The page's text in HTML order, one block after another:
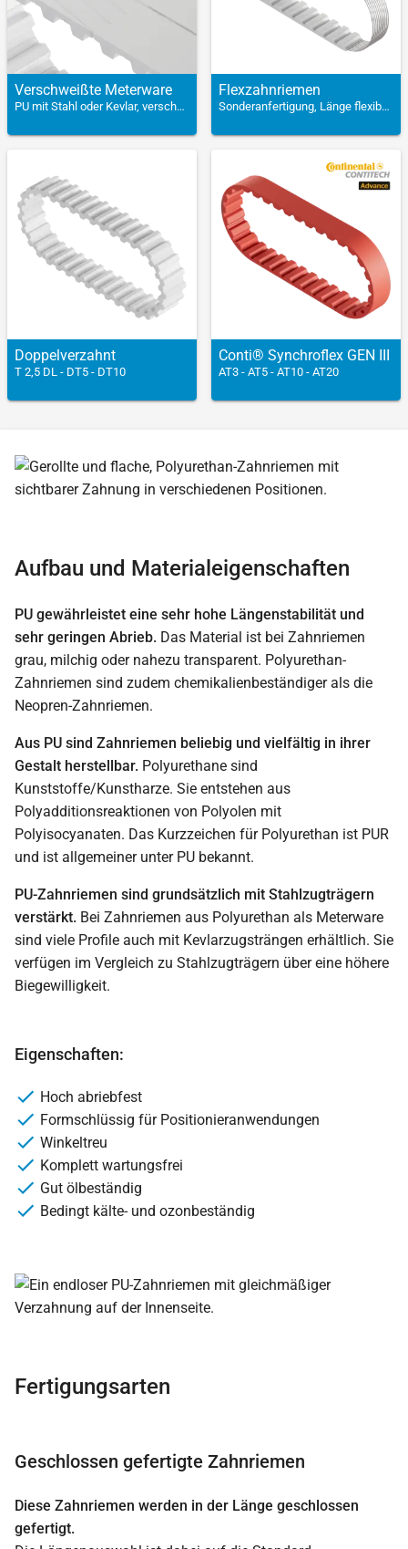
Versch­weißte Meter­ware
PU mit Stahl oder Kevlar, verschweißt
Flex­zahn­riemen
Sonderanfertigung, Länge flexibel wählbar
Doppel­verzahnt
T 2,5 DL - DT5 - DT10
Conti® Synchroflex GEN III
AT3 - AT5 - AT10 - AT20
Aufbau und Materialeigenschaften
PU gewährleistet eine sehr hohe Längenstabilität und
sehr geringen Abrieb. Das Material ist bei Zahnriemen
grau, milchig oder nahezu transparent. Polyurethan-
Zahnriemen sind zudem chemikalienbeständiger als die
Neopren-Zahnriemen.
Aus PU sind Zahnriemen beliebig und vielfältig in ihrer
Gestalt herstellbar. Polyurethane sind
Kunststoffe/Kunstharze. Sie entstehen aus
Polyadditionsreaktionen von Polyolen mit
Polyisocyanaten. Das Kurzzeichen für Polyurethan ist PUR
und ist allgemeiner unter PU bekannt.
PU-Zahnriemen sind grundsätzlich mit Stahlzugträgern
verstärkt. Bei Zahnriemen aus Polyurethan als Meterware
sind viele Profile auch mit Kevlarzugsträngen erhältlich. Sie
verfügen im Vergleich zu Stahlzugträgern über eine höhere
Biegewilligkeit.
Eigenschaften:
Hoch abriebfest
Formschlüssig für Positionieranwendungen
Winkeltreu
Komplett wartungsfrei
Gut ölbeständig
Bedingt kälte- und ozonbeständig
Fertigungsarten
Geschlossen gefertigte Zahnriemen
Diese Zahnriemen werden in der Länge geschlossen
gefertigt.